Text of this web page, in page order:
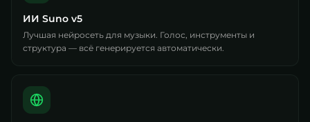
ИИ Suno v5
Лучшая нейросеть для музыки. Голос, инструменты и
структура — всё генерируется автоматически.